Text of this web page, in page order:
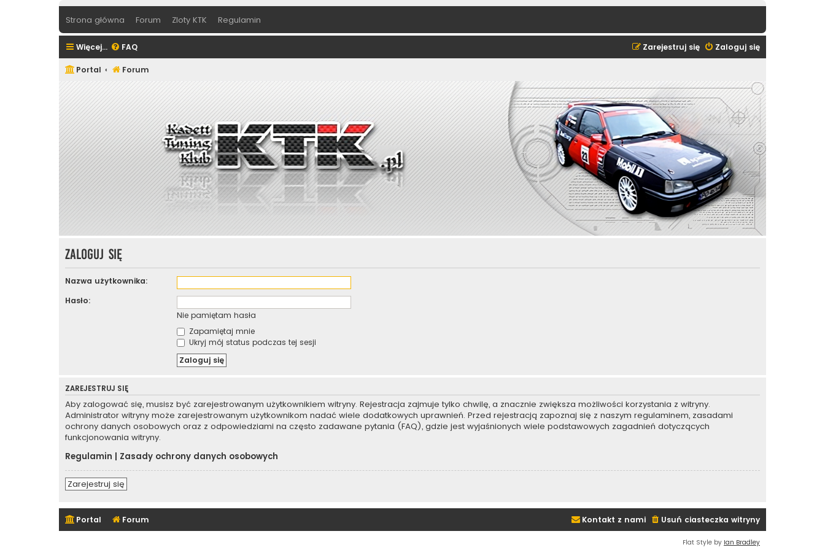
Strona główna Forum Zloty KTK Regulamin
Więcej… FAQ Zaloguj się
Zarejestruj się
Portal Forum
Zaloguj się
Nazwa użytkownika:
Hasło:
Nie pamiętam hasła
Zapamiętaj mnie
Ukryj mój status podczas tej sesji
ZAREJESTRUJ SIĘ
Aby zalogować się, musisz być zarejestrowanym użytkownikiem witryny. Rejestracja zajmuje tylko chwilę, a znacznie zwiększa możliwości korzystania z witryny.
Administrator witryny może zarejestrowanym użytkownikom nadać wiele dodatkowych uprawnień. Przed rejestracją zapoznaj się z naszym regulaminem, zasadami
ochrony danych osobowych oraz z odpowiedziami na często zadawane pytania (FAQ), gdzie jest wyjaśnionych wiele podstawowych zagadnień dotyczących
funkcjonowania witryny.
Regulamin | Zasady ochrony danych osobowych
Zarejestruj się
Portal Forum Usuń ciasteczka witryny
Kontakt z nami
Flat Style by Ian Bradley